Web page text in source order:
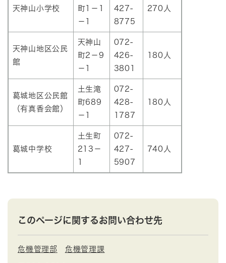
天神山小学校
町1－1
－1
427-
8775
270人
天神山地区公民
館
天神山
町2－9
－1
072-
426-
3801
180人
葛城地区公民館
（有真香会館）
土生滝
町689
－1
072-
428-
1787
180人
葛城中学校
土生町
213－
072-
427-
5907
740人
このページに関するお問い合わせ先
危機管理部 危機管理課